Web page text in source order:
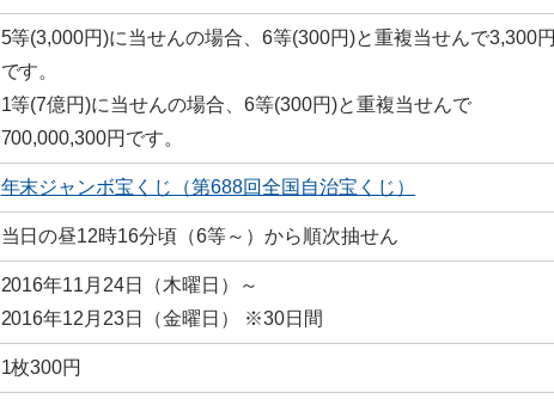
5等(3,000円)に当せんの場合、6等(300円)と重複当せんで3,300円
です。
1等(7億円)に当せんの場合、6等(300円)と重複当せんで
700,000,300円です。
年末ジャンボ宝くじ（第688回全国自治宝くじ）
当日の昼12時16分頃（6等～）から順次抽せん
2016年11月24日（木曜日）～
2016年12月23日（金曜日） ※30日間
1枚300円